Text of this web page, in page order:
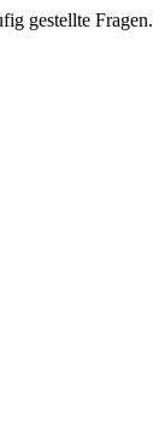
gestellte Fragen.